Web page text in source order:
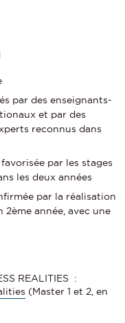
par des enseignants-
et par des
reconnus dans
par les stages
les deux années
par la réalisation
2ème année, avec une
REALITIES :
(Master 1 et 2, en